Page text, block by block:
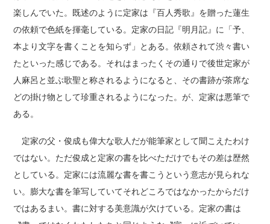
楽しんでいた。既述のように定家は『百人秀歌』を贈った蓮生
の依頼で色紙を揮毫している。定家の日記『明月記』に「予、
本より文字を書くことを知らず」とある。依頼されて渋々書い
たといった感じである。それはまったくその通りで後世定家が
人麻呂と並ぶ歌聖と称されるようになると、その書跡が茶席な
どの掛け物として珍重されるようになった。が、定家は悪筆で
ある。
定家の父・俊成も偉大な歌人だが能筆家として聞こえたわけ
ではない。ただ俊成と定家の書を比べただけでもその差は歴然
としている。定家には流麗な書を書こうという意志が見られな
い。膨大な書を筆写していてそれどころではなかったからだけ
ではあるまい。書に対する美意識が欠けている。定家の書は